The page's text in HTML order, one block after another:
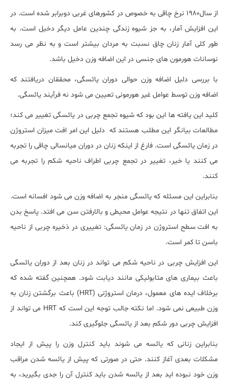
از سال1980 نرخ چاقی به خصوص در کشورهای غربی دوبرابر شده است. در
این افزایش آمار، به جز شیوه زندگی چندین عامل دیگر دخیل است. به
طور کلی آمار زنان چاق نسبت به مردان بیشتر است و به نظر می رسد
نوسانات هورمون های جنسی در این اضافه وزن دخیل باشد.
با بررسی دلیل اضافه وزن حوالی دوران یائسگی، محققان دریافتند که
اضافه وزن توسط عوامل غیر هورمونی تعیین می شود نه فرآیند یائسگی.
کلید این یافته ها این بود که شیوه تجمع چربی در یائسگی تغییر می کند؛
مطالعات بیانگر این مطلب هستند که دلیل این امر افت میزان استروژن
در زمان یائسگی است. فارغ از اینکه زنان در دوران میانسالی چاقی را تجربه
می کنند یا خیر، تغییر در تجمع چربی اطراف ناحیه شکم را تجربه می
کنند.
بنابراین این مسئله که یائسگی منجر به اضافه وزن می شود افسانه است.
این اتفاق تنها در نتیجه عوامل محیطی و بالارفتن سن می افتد. پاسخ بدن
به افت سطح استروژن در زمان یائسگی: تغییری در ذخیره چربی از ناحیه
باسن تا کمر است.
این افزایش چربی در ناحیه شکم می تواند در زنان بعد از دوران یائسگی
باعث بیماری های متابولیکی مانند دیابت شود. همچنین گفته شده که
برخلاف ایده های معمول، درمان استروژنی (HRT) باعث برگشتن زنان به
وزن طبیعی نمی شود. اما نکته جالب توجه این است که HRT می تواند از
افزایش چربی دور شکم بعد از یائسگی جلوگیری کند.
بنابراین زنانی که یائسه می شوند باید کنترل وزن را پیش از ایجاد
مشکلات بعدی آغاز کنند. حتی در صورتی که پیش از یائسه شدن مراقب
وزن خود نبوده اید بعد از یائسه شدن باید کنترل آن را جدی بگیرید، به